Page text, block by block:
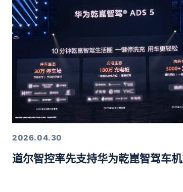
2026.04.30
道尔智控率先支持华为乾崑智驾车